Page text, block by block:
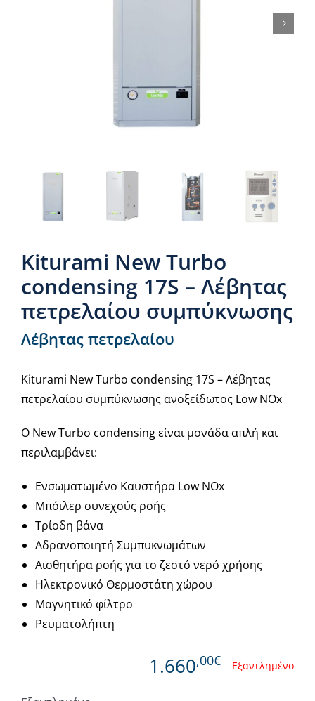
Kiturami New Turbo
condensing 17S – Λέβητας
πετρελαίου συμπύκνωσης
Λέβητας πετρελαίου
Kiturami New Turbo condensing 17S – Λέβητας
πετρελαίου συμπύκνωσης ανοξείδωτος Low NOx
Ο New Turbo condensing είναι μονάδα απλή και
περιλαμβάνει:
Ενσωματωμένο Καυστήρα Low NOx
Μπόιλερ συνεχούς ροής
Τρίοδη βάνα
Αδρανοποιητή Συμπυκνωμάτων
Αισθητήρα ροής για το ζεστό νερό χρήσης
Ηλεκτρονικό Θερμοστάτη χώρου
Μαγνητικό φίλτρο
Ρευματολήπτη
1.660,00€ Εξαντλημένο